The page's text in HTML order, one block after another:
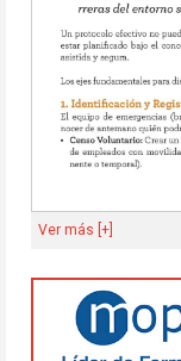
Ver más [+]